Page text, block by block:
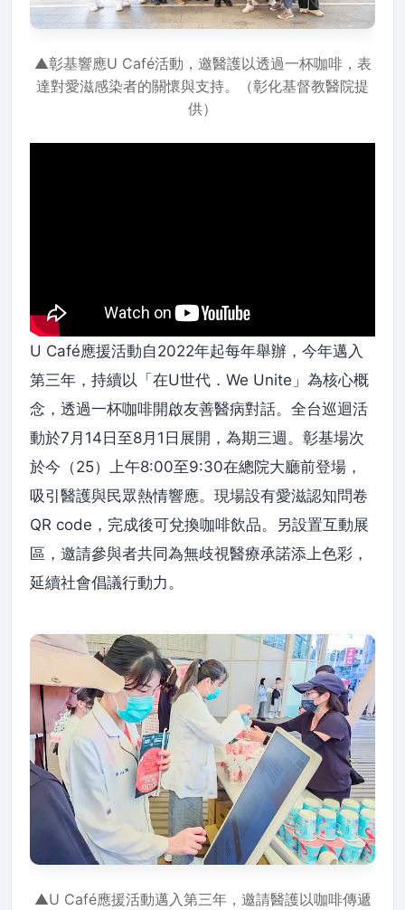
▲彰基響應U Café活動，邀醫護以透過一杯咖啡，表
達對愛滋感染者的關懷與支持。（彰化基督教醫院提
供）
U Café應援活動自2022年起每年舉辦，今年邁入
第三年，持續以「在U世代．We Unite」為核心概
念，透過一杯咖啡開啟友善醫病對話。全台巡迴活
動於7月14日至8月1日展開，為期三週。彰基場次
於今（25）上午8:00至9:30在總院大廳前登場，
吸引醫護與民眾熱情響應。現場設有愛滋認知問卷
QR code，完成後可兌換咖啡飲品。另設置互動展
區，邀請參與者共同為無歧視醫療承諾添上色彩，
延續社會倡議行動力。
▲U Café應援活動邁入第三年，邀請醫護以咖啡傳遞